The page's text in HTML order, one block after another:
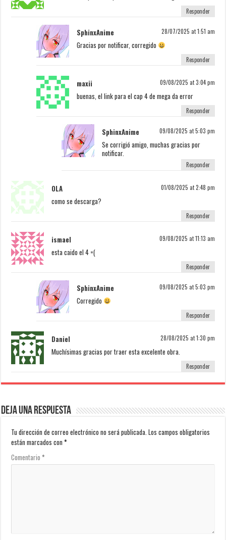
Responder
SphinxAnime 28/07/2025 at 1:51 am
Gracias por notificar, corregido
Responder
maxii 09/08/2025 at 3:04 pm
buenas, el link para el cap 4 de mega da error
Responder
SphinxAnime 09/08/2025 at 5:03 pm
Se corrigió amigo, muchas gracias por
notificar.
Responder
OLA 01/08/2025 at 2:48 pm
como se descarga?
Responder
ismael 09/08/2025 at 11:13 am
esta caido el 4 =(
Responder
SphinxAnime 09/08/2025 at 5:03 pm
Corregido
Responder
Daniel 28/08/2025 at 1:30 pm
Muchísimas gracias por traer esta excelente obra.
Responder
Deja una respuesta
Tu dirección de correo electrónico no será publicada. Los campos obligatorios
están marcados con*
Comentario*